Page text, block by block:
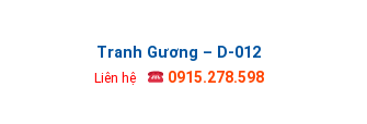
Tranh Gương – D-012
Liên hệ 0915.278.598